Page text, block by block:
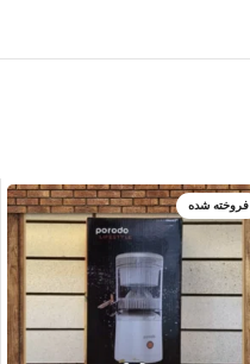
فروخته شده